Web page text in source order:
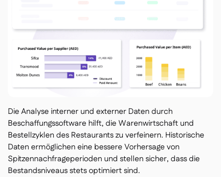
Die Analyse interner und externer Daten durch
Beschaffungssoftware hilft, die Warenwirtschaft und
Bestellzyklen des Restaurants zu verfeinern. Historische
Daten ermöglichen eine bessere Vorhersage von
Spitzennachfrageperioden und stellen sicher, dass die
Bestandsniveaus stets optimiert sind.